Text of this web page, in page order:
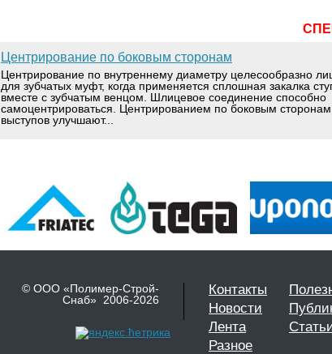
Центрирование по боковым сторонам
Центрирование по внутреннему диаметру целесообразно
для зубчатых муфт, когда применяется сплошная закалка
вместе с зубчатым венцом. Шлицевое соединение способно
самоцентрироваться. Центрированием по боковым сторонам
выступов улучшают...
© ООО «Полимер-Строй-
Снаб» 2006-2026
Контакты
Новости
Лента
Разное